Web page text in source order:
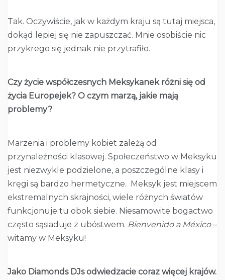
Tak. Oczywiście, jak w każdym kraju są tutaj miejsca,
dokąd lepiej się nie zapuszczać. Mnie osobiście nic
przykrego się jednak nie przytrafiło.
Czy życie współczesnych Meksykanek różni się od
życia Europejek? O czym marzą, jakie mają
problemy?
Marzenia i problemy kobiet zależą od
przynależności klasowej. Społeczeństwo w Meksyku
jest niezwykle podzielone, a poszczególne klasy i
kręgi są bardzo hermetyczne. Meksyk jest miejscem
ekstremalnych skrajności, wiele różnych światów
funkcjonuje tu obok siebie. Niesamowite bogactwo
często sąsiaduje z ubóstwem. Bienvenido a México–
witamy w Meksyku!
Jako Diamonds DJs odwiedzacie coraz więcej krajów.